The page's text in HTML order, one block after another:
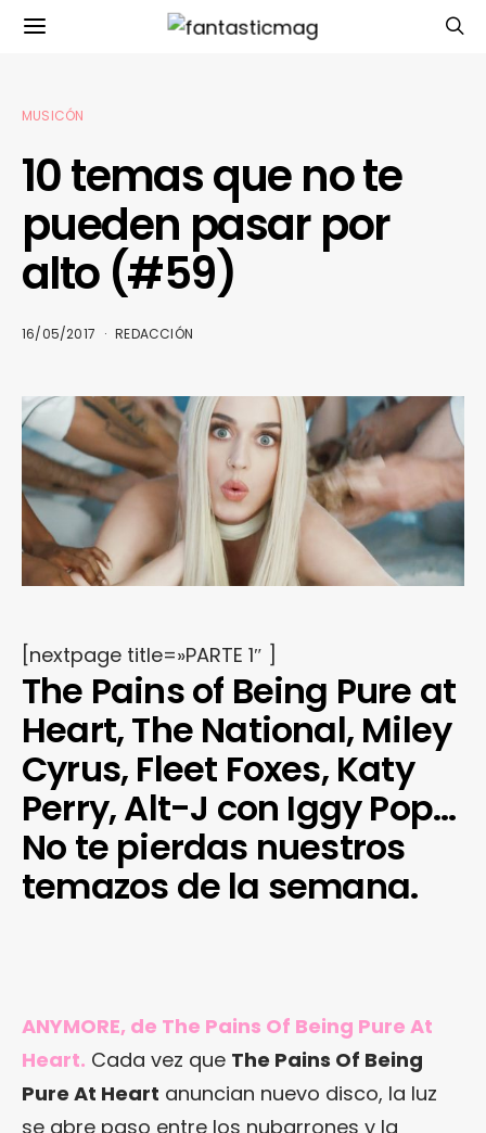
MUSICÓN
10 temas que no te
pueden pasar por
alto (#59)
16/05/2017 REDACCIÓN
[nextpage title=»PARTE 1″ ]
The Pains of Being Pure at
Heart, The National, Miley
Cyrus, Fleet Foxes, Katy
Perry, Alt-J con Iggy Pop…
No te pierdas nuestros
temazos de la semana.
ANYMORE, de The Pains Of Being Pure At
Heart. Cada vez que The Pains Of Being
Pure At Heart anuncian nuevo disco, la luz
se abre paso entre los nubarrones y la